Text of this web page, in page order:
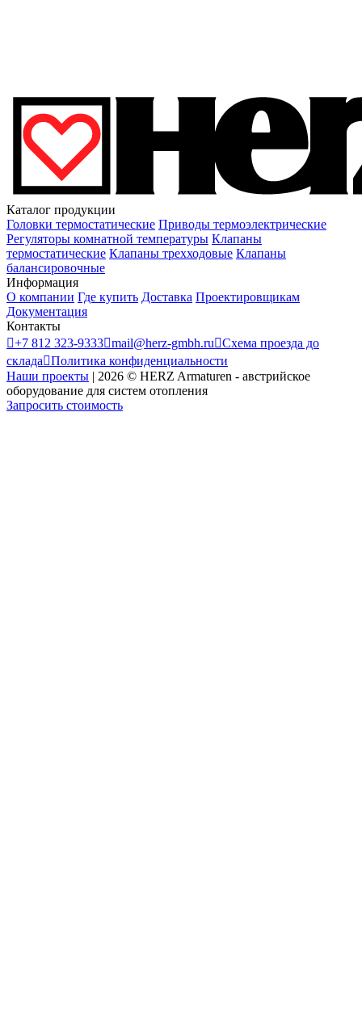
Каталог продукции
Головки термостатические Приводы термоэлектрические
Регуляторы комнатной температуры Клапаны
термостатические Клапаны трехходовые Клапаны
балансировочные
Информация
О компании Где купить Доставка Проектировщикам
Документация
Контакты
+7 812 323-9333mail@herz-gmbh.ruСхема проезда до
складаПолитика конфиденциальности
Наши проекты | 2026 © HERZ Armaturen - австрийское
оборудование для систем отопления
Запросить стоимость